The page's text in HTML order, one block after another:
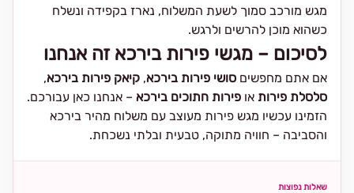
מגש מורכב סמוך לשעת המשלוח, נארז בקפידה ונשלח
כשהוא מוכן להרשים ולרגש.
לסיכום – מגשי פירות בירכא זה אנחנו
אם אתם מחפשים סושי פירות בירכא, קיאק פירות בירכא,
סלסלת פירות או פירות חתוכים בירכא – אנחנו כאן עבורכם.
הזמינו עכשיו מגש פירות מעוצב עם משלוח מהיר בירכא
והסביבה – חוויה מתוקה, טבעית ובלתי נשכחת.
שאלות נפוצות